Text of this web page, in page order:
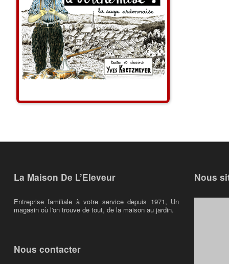
La Maison De L’Eleveur
Entreprise familiale à votre service depuis 1971, Un
magasin où l'on trouve de tout, de la maison au jardin.
Nous contacter
Nous